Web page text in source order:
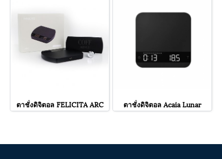
ตาชั่งดิจิตอล FELICITA ARC ตาชั่งดิจิตอล Acaia Lunar